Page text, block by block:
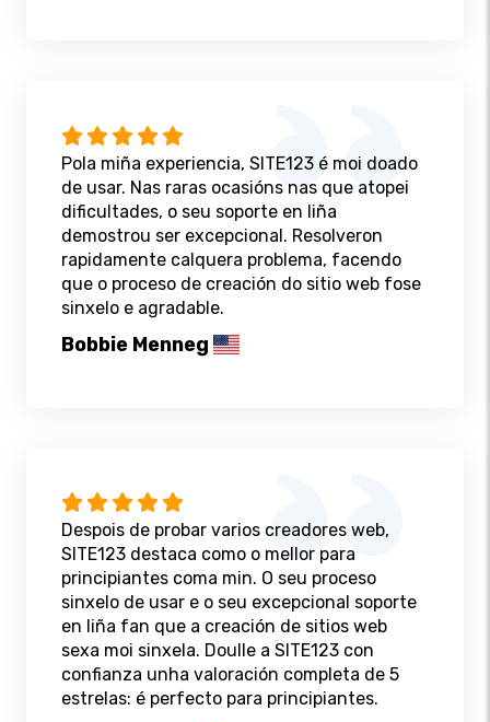
Pola miña experiencia, SITE123 é moi doado
de usar. Nas raras ocasións nas que atopei
dificultades, o seu soporte en liña
demostrou ser excepcional. Resolveron
rapidamente calquera problema, facendo
que o proceso de creación do sitio web fose
sinxelo e agradable.
Bobbie Menneg
Despois de probar varios creadores web,
SITE123 destaca como o mellor para
principiantes coma min. O seu proceso
sinxelo de usar e o seu excepcional soporte
en liña fan que a creación de sitios web
sexa moi sinxela. Doulle a SITE123 con
confianza unha valoración completa de 5
estrelas: é perfecto para principiantes.